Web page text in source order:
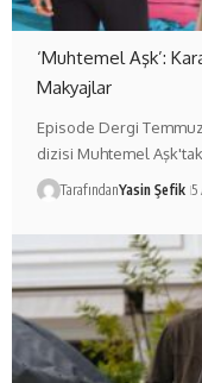
‘Muhtemel Aşk’:
Makyajlar
Episode Dergi
dizisi Muhtemel
TarafındanYasin Şefik 5